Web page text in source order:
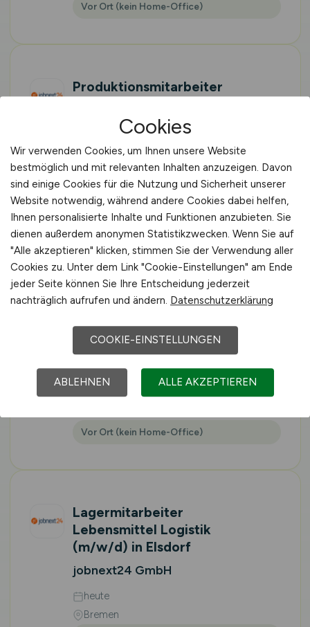
Vor Ort (kein Home-Office)
Produktionsmitarbeiter
(m/w/d)in Seevetal
jobnext24 GmbH
heute
Seevetal
Produktionsmitarbeiter
Lebensmittelbranche
(m/w/d)in Stelle bei
Winsen
jobnext24 GmbH
Vor Ort (kein Home-Office)
Lagermitarbeiter
Lebensmittel Logistik
(m/w/d) in Elsdorf
jobnext24 GmbH
heute
Bremen
Cookies
Wir verwenden Cookies, um Ihnen unsere Website
bestmöglich und mit relevanten Inhalten anzuzeigen. Davon
sind einige Cookies für die Nutzung und Sicherheit unserer
Website notwendig, während andere Cookies dabei helfen,
Ihnen personalisierte Inhalte und Funktionen anzubieten. Sie
dienen außerdem anonymen Statistikzwecken. Wenn Sie auf
"Alle akzeptieren" klicken, stimmen Sie der Verwendung aller
Cookies zu. Unter dem Link "Cookie-Einstellungen" am Ende
jeder Seite können Sie Ihre Entscheidung jederzeit
nachträglich aufrufen und ändern. Datenschutzerklärung
COOKIE-EINSTELLUNGEN
ABLEHNEN ALLE AKZEPTIEREN